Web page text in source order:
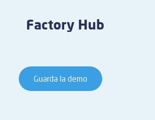
Factory Hub
Guarda la demo